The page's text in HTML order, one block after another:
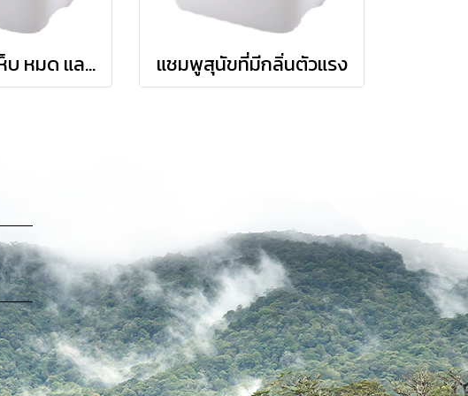
แชมพูกำจัดเห็บ หมด และไร แชมพูสุนัขที่มีกลิ่นตัวแรง